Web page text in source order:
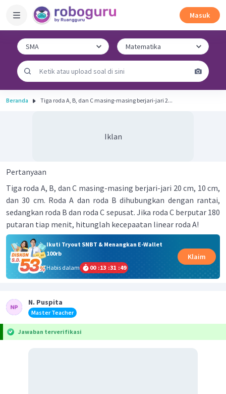
Masuk
Beranda Tiga roda A, B, dan C masing-masing berjari-jari 2...
Iklan
Pertanyaan
Tiga roda A, B, dan C masing-masing berjari-jari 20 cm, 10 cm,
dan 30 cm. Roda A dan roda B dihubungkan dengan rantai,
sedangkan roda B dan roda C sepusat. Jika roda C berputar 180
putaran tiap menit, hitunglah kecepaatan linear roda A!
Ikuti Tryout SNBT & Menangkan E-Wallet
100rb
Habis dalam
00 :13 :31 :48
Klaim
N. Puspita
Master Teacher
Jawaban terverifikasi